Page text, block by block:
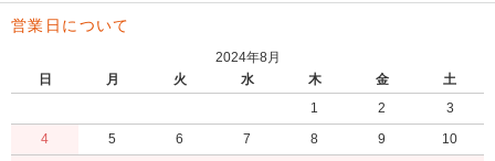
営業日について
2024年8月
日
月 火 水 木 金
土
1
2
3
4
5 6 7 8 9
10